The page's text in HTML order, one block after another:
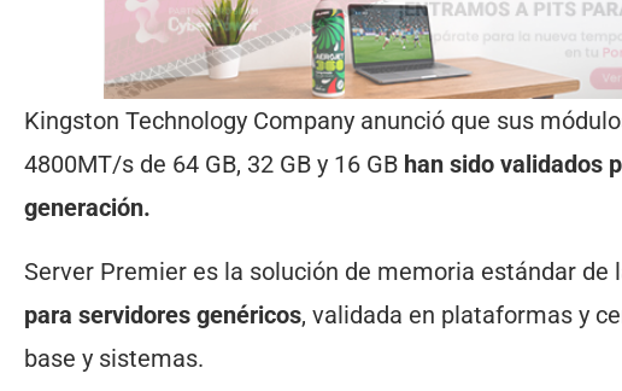
Kingston Technology Company anunció que sus
4800MT/s de 64 GB, 32 GB y 16 GB han sido validados
generación.
Server Premier es la solución de memoria estándar
para servidores genéricos, validada en plataformas y
base y sistemas.